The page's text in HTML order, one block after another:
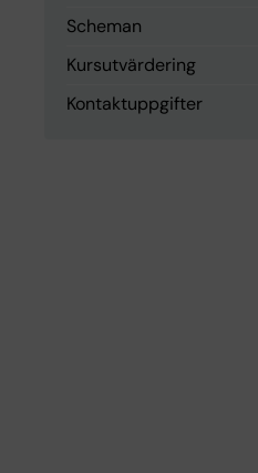
Scheman
Kursutvärdering
Kontaktuppgifter